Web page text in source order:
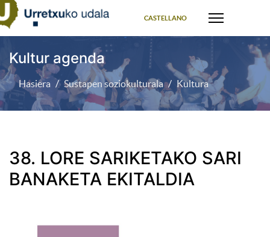
CASTELLANO
Kultur agenda
Hasiera Sustapen soziokulturala Kultura
38. LORE SARIKETAKO SARI
BANAKETA EKITALDIA